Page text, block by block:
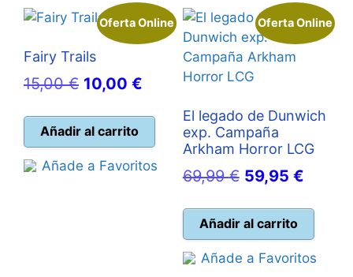
Oferta Online
Fairy Trails
15,00€ El
original
10,00 €
precio
actual
10,00 €.
Añadir al carrito
Añade a Favoritos
Oferta Online
El legado de Dunwich
exp. Campaña
Arkham Horror LCG
69,99€ El
original
59,95 €El
Añadir al carrito
Añade a Favoritos